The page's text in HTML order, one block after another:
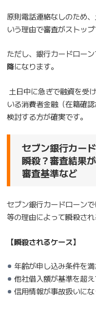
原則電話連絡なしのため
いう理由で審査がストッ
ただし、銀行カードローン
降になります。
土日中に急ぎで融資を受
いる消費者金融（在籍確
検討する方が確実です。
セブン銀行カー
瞬殺？審査結果
審査基準など
セブン銀行カードローン
等の理由によって瞬殺され
【瞬殺されるケース】
年齢が申し込み条件を
他社借入額が基準を超
信用情報が事故扱いに